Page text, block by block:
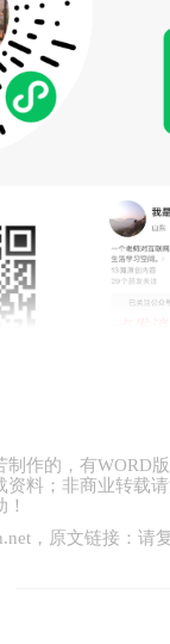
制作的，有WORD
资料；非商业转载
，原文链接：请